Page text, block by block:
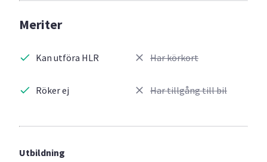
Meriter
Kan utföra HLR
Röker ej
Har körkort
Har tillgång till bil
Utbildning